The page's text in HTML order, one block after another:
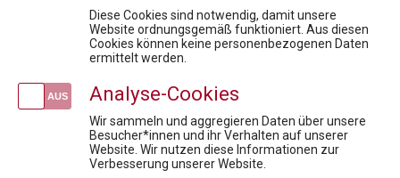
Der Informationsbeauftragte und Compliance im Fokus
Diskussionsreihe Market Access For Experts- Interaktive Session
Wenn KI zum Risiko wird: Rechtssicherheit für die Pharmaindustrie
Newsletteranmeldung
Diese Cookies sind notwendig, damit unsere
Website ordnungsgemäß funktioniert. Aus diesen
Cookies können keine personenbezogenen Daten
ermittelt werden.
Analyse-Cookies
Wir sammeln und aggregieren Daten über unsere
Besucher*innen und ihr Verhalten auf unserer
Website. Wir nutzen diese Informationen zur
Verbesserung unserer Website.